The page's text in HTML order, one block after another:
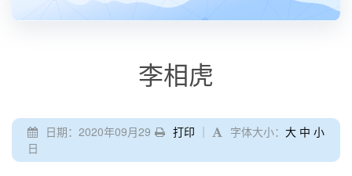
李相虎
打印 ｜ 字体大小： 大 中 小
日期：2020年09月29
日